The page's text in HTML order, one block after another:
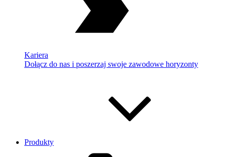
Kariera
Dołącz do nas i poszerzaj swoje zawodowe horyzonty
Produkty